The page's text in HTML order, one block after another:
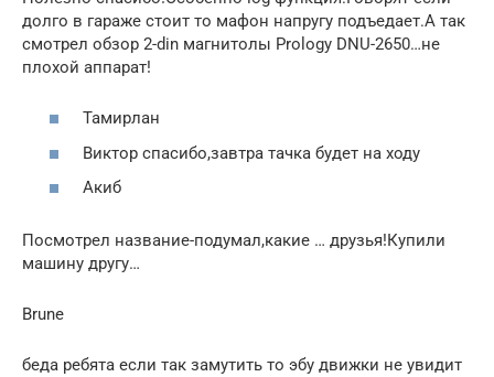
долго в гараже стоит то мафон напругу подъедает.А так
смотрел обзор 2-din магнитолы Prology DNU-2650…не
плохой аппарат!
Тамирлан
Виктор спасибо,завтра тачка будет на ходу
Акиб
Посмотрел название-подумал,какие … друзья!Купили
машину другу…
Brune
беда ребята если так замутить то эбу движки не увидит